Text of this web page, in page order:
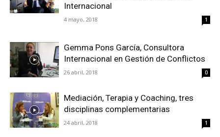
Internacional
4 mayo, 2018 1
Gemma Pons García, Consultora
Internacional en Gestión de Conflictos
26 abril, 2018 0
Mediación, Terapia y Coaching, tres
disciplinas complementarias
24 abril, 2018 1